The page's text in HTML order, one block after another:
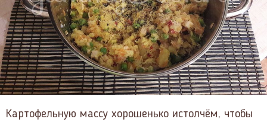
Картофельную массу хорошенько истолчём, чтобы